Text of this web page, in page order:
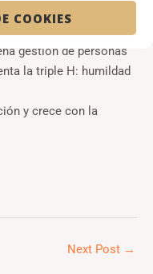
COOKIES
gestión de personas
la triple H: humildad
y crece con la
Next Post →